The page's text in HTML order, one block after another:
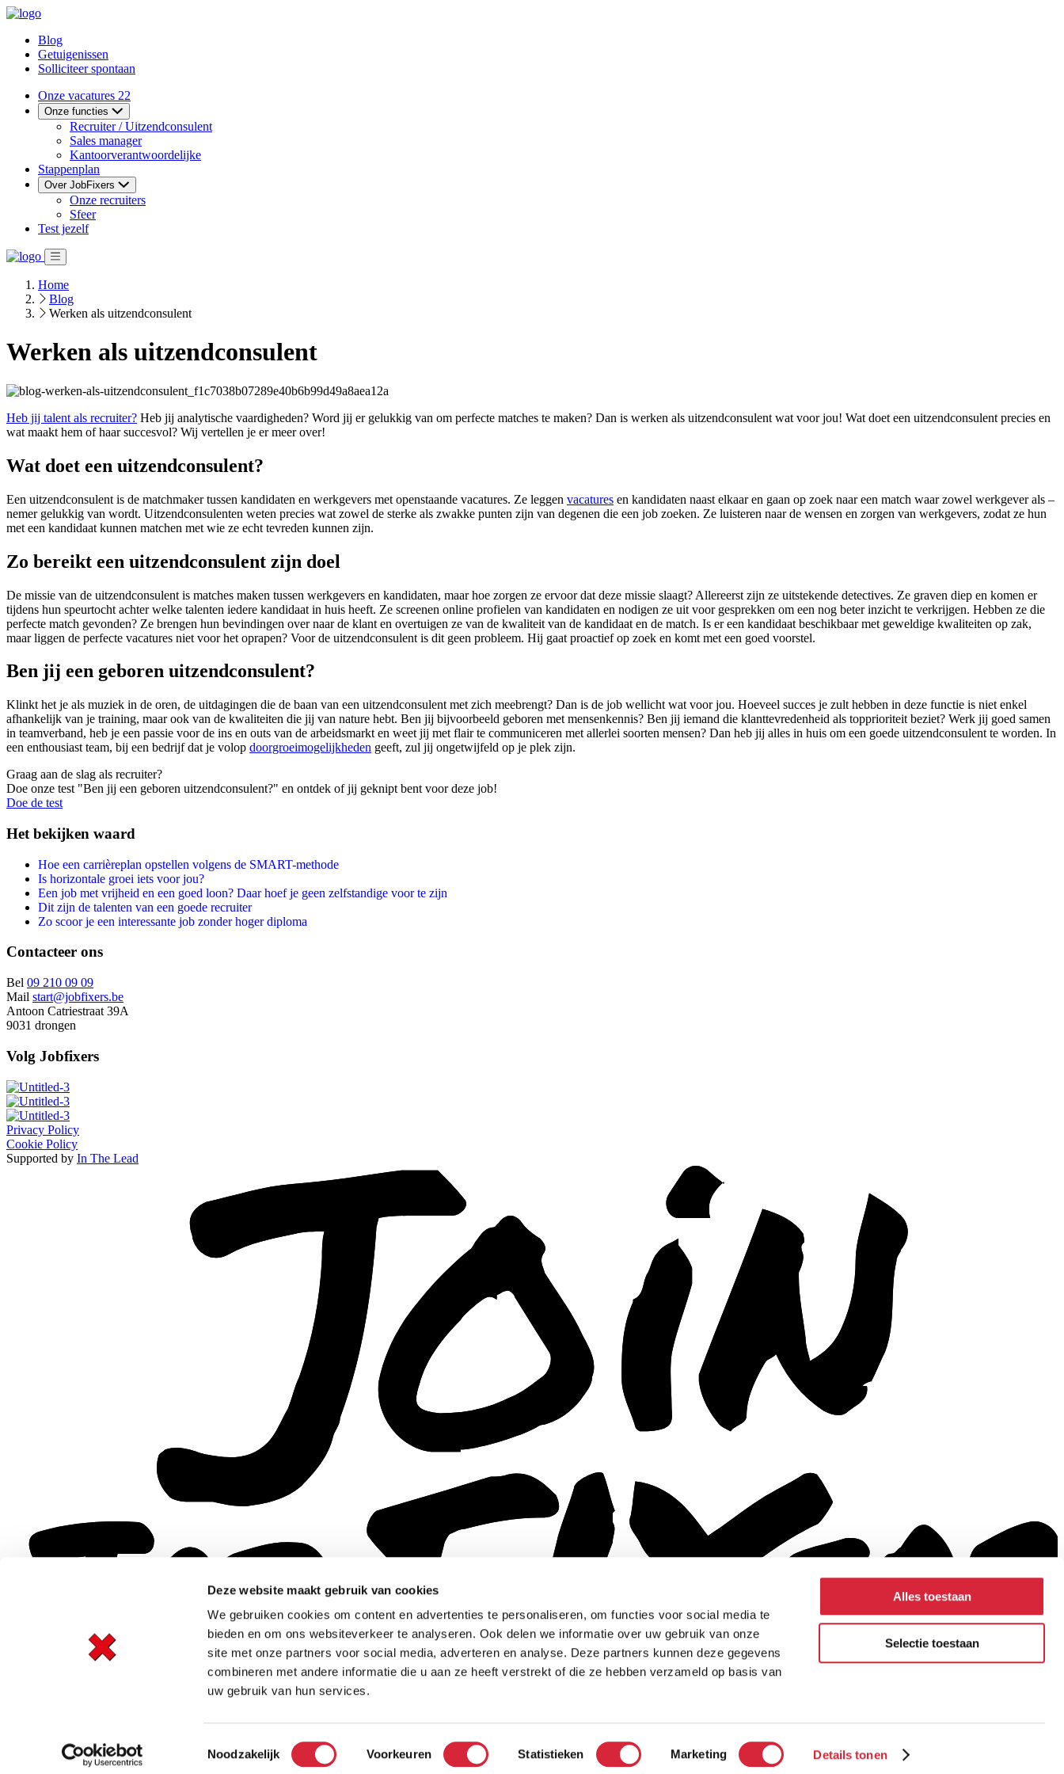
Deze website maakt gebruik van cookies
We gebruiken cookies om content en advertenties te personaliseren, om functies voor social media te
bieden en om ons websiteverkeer te analyseren. Ook delen we informatie over uw gebruik van onze
site met onze partners voor social media, adverteren en analyse. Deze partners kunnen deze gegevens
combineren met andere informatie die u aan ze heeft verstrekt of die ze hebben verzameld op basis van
uw gebruik van hun services.
Toestemmingsselectie
Noodzakelijk Voorkeuren Statistieken Marketing Details tonen
Alles toestaan
Selectie toestaan
Blog
Getuigenissen
Solliciteer spontaan
Onze vacatures 22
Onze functies
Recruiter / Uitzendconsulent
Sales manager
Kantoorverantwoordelijke
Stappenplan
Over JobFixers
Onze recruiters
Sfeer
Test jezelf
Home
Blog
Werken als uitzendconsulent
Werken als uitzendconsulent
Heb jij talent als recruiter? Heb jij analytische vaardigheden? Word jij er gelukkig van om perfecte matches te maken? Dan is werken als uitzendconsulent wat voor jou! Wat doet een uitzendconsulent precies en
wat maakt hem of haar succesvol? Wij vertellen je er meer over!
Wat doet een uitzendconsulent?
Een uitzendconsulent is de matchmaker tussen kandidaten en werkgevers met openstaande vacatures. Ze leggen vacatures en kandidaten naast elkaar en gaan op zoek naar een match waar zowel werkgever als –
nemer gelukkig van wordt. Uitzendconsulenten weten precies wat zowel de sterke als zwakke punten zijn van degenen die een job zoeken. Ze luisteren naar de wensen en zorgen van werkgevers, zodat ze hun
met een kandidaat kunnen matchen met wie ze echt tevreden kunnen zijn.
Zo bereikt een uitzendconsulent zijn doel
De missie van de uitzendconsulent is matches maken tussen werkgevers en kandidaten, maar hoe zorgen ze ervoor dat deze missie slaagt? Allereerst zijn ze uitstekende detectives. Ze graven diep en komen er
tijdens hun speurtocht achter welke talenten iedere kandidaat in huis heeft. Ze screenen online profielen van kandidaten en nodigen ze uit voor gesprekken om een nog beter inzicht te verkrijgen. Hebben ze die
perfecte match gevonden? Ze brengen hun bevindingen over naar de klant en overtuigen ze van de kwaliteit van de kandidaat en de match. Is er een kandidaat beschikbaar met geweldige kwaliteiten op zak,
maar liggen de perfecte vacatures niet voor het oprapen? Voor de uitzendconsulent is dit geen probleem. Hij gaat proactief op zoek en komt met een goed voorstel.
Ben jij een geboren uitzendconsulent?
Klinkt het je als muziek in de oren, de uitdagingen die de baan van een uitzendconsulent met zich meebrengt? Dan is de job wellicht wat voor jou. Hoeveel succes je zult hebben in deze functie is niet enkel
afhankelijk van je training, maar ook van de kwaliteiten die jij van nature hebt. Ben jij bijvoorbeeld geboren met mensenkennis? Ben jij iemand die klanttevredenheid als topprioriteit beziet? Werk jij goed samen
in teamverband, heb je een passie voor de ins en outs van de arbeidsmarkt en weet jij met flair te communiceren met allerlei soorten mensen? Dan heb jij alles in huis om een goede uitzendconsulent te worden. In
een enthousiast team, bij een bedrijf dat je volop doorgroeimogelijkheden geeft, zul jij ongetwijfeld op je plek zijn.
Graag aan de slag als recruiter?
Doe onze test "Ben jij een geboren uitzendconsulent?" en ontdek of jij geknipt bent voor deze job!
Doe de test
Het bekijken waard
Hoe een carrièreplan opstellen volgens de SMART-methode
Is horizontale groei iets voor jou?
Een job met vrijheid en een goed loon? Daar hoef je geen zelfstandige voor te zijn
Dit zijn de talenten van een goede recruiter
Zo scoor je een interessante job zonder hoger diploma
Contacteer ons
Bel 09 210 09 09
Mail start@jobfixers.be
Antoon Catriestraat 39A
9031 drongen
Volg Jobfixers
Privacy Policy
Cookie Policy
Supported by In The Lead